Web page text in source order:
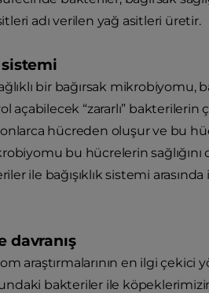
adı verilen yağ asitleri üretir.
sistemi
bir bağırsak
açabilecek “zararlı” bakterilerin
hücreden oluşur ve bu
bu hücrelerin
ile bağışıklık sistemi
davranış
araştırmalarının en ilgi çekici
bakteriler ile